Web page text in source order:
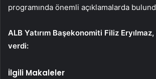
programında önemli açıklamalarda
ALB Yatırım Başekonomiti Filiz Eryılmaz,
verdi:
İlgili Makaleler